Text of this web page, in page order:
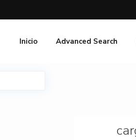
Inicio Advanced Search